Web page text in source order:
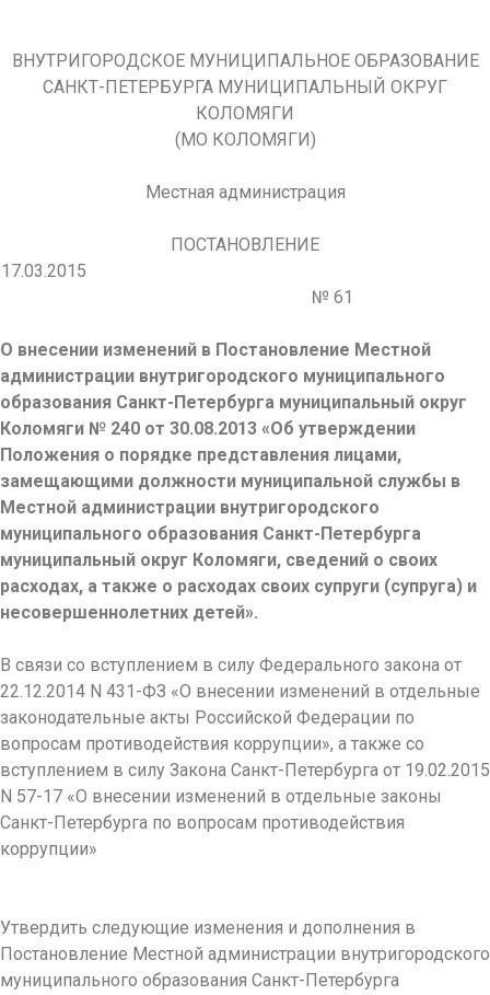
ВНУТРИГОРОДСКОЕ МУНИЦИПАЛЬНОЕ ОБРАЗОВАНИЕ
САНКТ-ПЕТЕРБУРГА МУНИЦИПАЛЬНЫЙ ОКРУГ
КОЛОМЯГИ
(МО КОЛОМЯГИ)
Местная администрация
ПОСТАНОВЛЕНИЕ
17.03.2015
№ 61
О внесении изменений в Постановление Местной
администрации внутригородского муниципального
образования Санкт-Петербурга муниципальный округ
Коломяги № 240 от 30.08.2013 «Об утверждении
Положения о порядке представления лицами,
замещающими должности муниципальной службы в
Местной администрации внутригородского
муниципального образования Санкт-Петербурга
муниципальный округ Коломяги, сведений о своих
расходах, а также о расходах своих супруги (супруга) и
несовершеннолетних детей».
В связи со вступлением в силу Федерального закона от
22.12.2014 N 431-ФЗ «О внесении изменений в отдельные
законодательные акты Российской Федерации по
вопросам противодействия коррупции», а также со
вступлением в силу Закона Санкт-Петербурга от 19.02.2015
N 57-17 «О внесении изменений в отдельные законы
Санкт-Петербурга по вопросам противодействия
коррупции»
Утвердить следующие изменения и дополнения в
Постановление Местной администрации внутригородского
муниципального образования Санкт-Петербурга